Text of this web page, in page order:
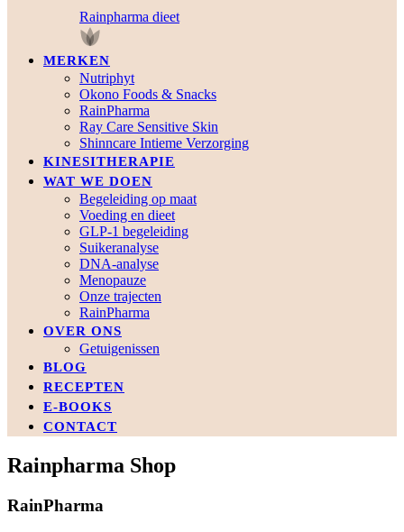
Rainpharma dieet
MERKEN
Nutriphyt
Okono Foods & Snacks
RainPharma
Ray Care Sensitive Skin
Shinncare Intieme Verzorging
KINESITHERAPIE
WAT WE DOEN
Begeleiding op maat
Voeding en dieet
GLP-1 begeleiding
Suikeranalyse
DNA-analyse
Menopauze
Onze trajecten
RainPharma
OVER ONS
Getuigenissen
BLOG
RECEPTEN
E-BOOKS
CONTACT
Rainpharma Shop
RainPharma